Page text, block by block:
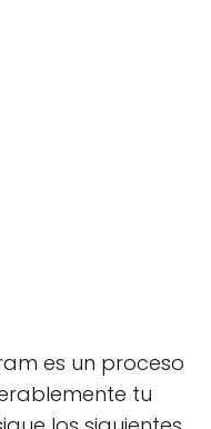
es un proceso
tu